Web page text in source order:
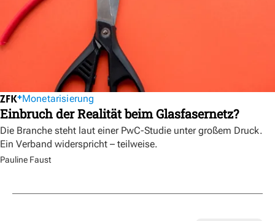
Monetarisierung
Einbruch der Realität beim Glasfasernetz?
Die Branche steht laut einer PwC-Studie unter großem Druck.
Ein Verband widerspricht – teilweise.
Pauline Faust